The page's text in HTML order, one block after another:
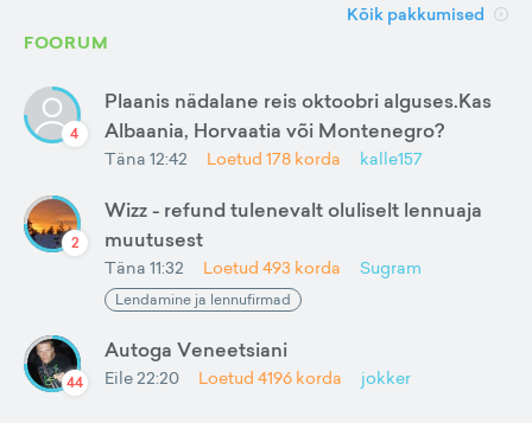
Kõik pakkumised
FOORUM
4
Plaanis nädalane reis oktoobri alguses.Kas
Albaania, Horvaatia või Montenegro?
Täna 12:42 Loetud 178 korda kalle157
2
Wizz - refund tulenevalt oluliselt lennuaja
muutusest
Täna 11:32 Loetud 493 korda Sugram
Lendamine ja lennufirmad
44
Autoga Veneetsiani
Eile 22:20 Loetud 4196 korda jokker